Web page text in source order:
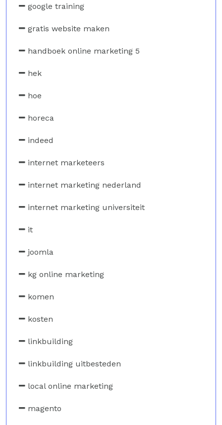
google training
gratis website maken
handboek online marketing 5
hek
hoe
horeca
indeed
internet marketeers
internet marketing nederland
internet marketing universiteit
it
joomla
kg online marketing
komen
kosten
linkbuilding
linkbuilding uitbesteden
local online marketing
magento